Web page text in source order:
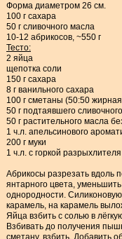
Форма диаметром 26 см.
100 г сахара
50 г сливочного масла
10-12 абрикосов, ~550 г
Тесто:
2 яйца
щепотка соли
150 г сахара
8 г ванильного сахара
100 г сметаны (50:50
50 г подтаявшего
50 г растительного масла
1 ч.л. апельсинового
200 г муки
1 ч.л. с горкой разрыхлителя
Абрикосы разрезать вдоль
янтарного цвета,
однородности.
карамель, на карамель
Яйца взбить с солью в
Взбивать до получения